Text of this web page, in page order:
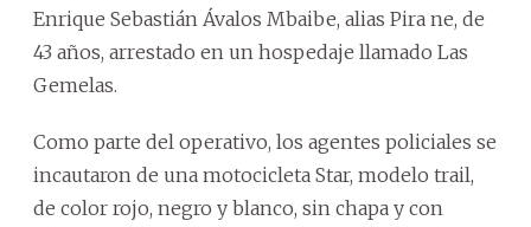
Enrique Sebastián Ávalos Mbaibe, alias Pira ne, de
43 años, arrestado en un hospedaje llamado Las
Gemelas.
Como parte del operativo, los agentes policiales se
incautaron de una motocicleta Star, modelo trail,
de color rojo, negro y blanco, sin chapa y con